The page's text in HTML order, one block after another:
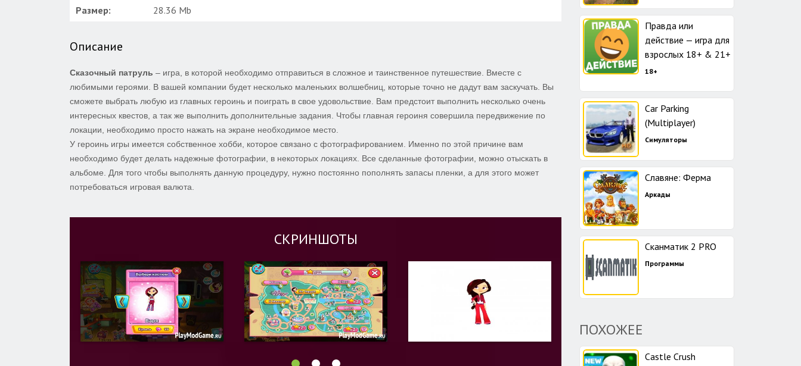
Размер:
28.36 Mb
Описание
Сказочный патруль – игра, в которой необходимо отправиться в сложное и таинственное путешествие. Вместе с
любимыми героями. В вашей компании будет несколько маленьких волшебниц, которые точно не дадут вам заскучать. Вы
сможете выбрать любую из главных героинь и поиграть в свое удовольствие. Вам предстоит выполнить несколько очень
интересных квестов, а так же выполнить дополнительные задания. Чтобы главная героиня совершила передвижение по
локации, необходимо просто нажать на экране необходимое место.
У героинь игры имеется собственное хобби, которое связано с фотографированием. Именно по этой причине вам
необходимо будет делать надежные фотографии, в некоторых локациях. Все сделанные фотографии, можно отыскать в
альбоме. Для того чтобы выполнять данную процедуру, нужно постоянно пополнять запасы пленки, а для этого может
потребоваться игровая валюта.
СКРИНШОТЫ
Правда или
действие — игра для
взрослых 18+ & 21+
18+
Car Parking
(Multiplayer)
Симуляторы
Славяне: Ферма
Аркады
Сканматик 2 PRO
Программы
ПОХОЖЕЕ
Castle Crush